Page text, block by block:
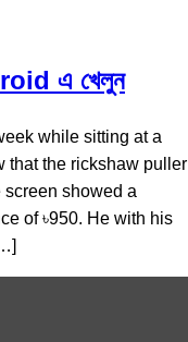
এ খেলুন
while sitting at a
that the rickshaw puller
screen showed a
of ৳950. He with his